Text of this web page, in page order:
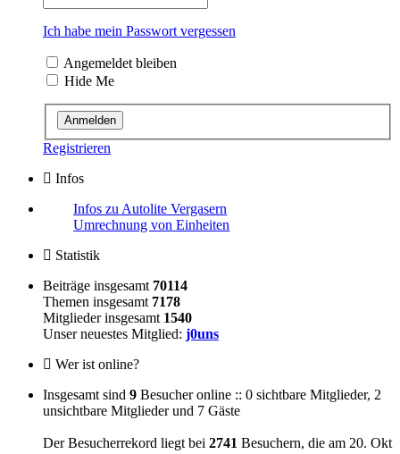
Ich habe mein Passwort vergessen
Angemeldet bleiben
Hide Me
Registrieren
Infos
Infos zu Autolite Vergasern
Umrechnung von Einheiten
Statistik
Beiträge insgesamt 70114
Themen insgesamt 7178
Mitglieder insgesamt 1540
Unser neuestes Mitglied: j0uns
Wer ist online?
Insgesamt sind 9 Besucher online :: 0 sichtbare Mitglieder, 2
unsichtbare Mitglieder und 7 Gäste
Der Besucherrekord liegt bei 2741 Besuchern, die am 20. Okt